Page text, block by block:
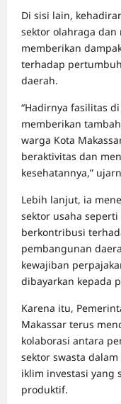
Di sisi lain,
sektor olahraga dan
memberikan
terhadap
daerah.
“Hadirnya fasilitas
memberikan
warga Kota
beraktivitas dan
kesehatannya,”
Lebih lanjut, ia
sektor usaha
berkontribusi
pembangunan
kewajiban
dibayarkan kepada
Karena itu,
Makassar terus
kolaborasi antara
sektor swasta
iklim investasi yang
produktif.